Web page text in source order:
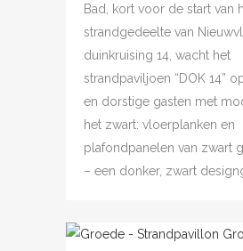
Bad, kort voor de start van
strandgedeelte van
duinkruising 14, wacht het
strandpaviljoen “DOK 14”
en dorstige gasten met
het zwart: vloerplanken en
plafondpanelen van zwart
– een donker, zwart